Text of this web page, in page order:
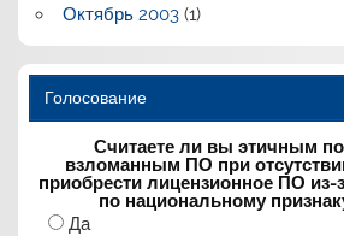
Октябрь 2003(1)
Голосование
Считаете ли вы этичным
взломанным ПО при
приобрести лицензионное ПО из-
по национальному
Да